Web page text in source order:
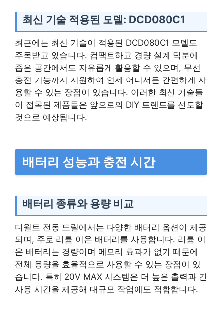
최신 기술 적용된 모델: DCD080C1
최근에는 최신 기술이 적용된 DCD080C1 모델도
주목받고 있습니다. 컴팩트하고 경량 설계 덕분에
좁은 공간에서도 자유롭게 활용할 수 있으며, 무선
충전 기능까지 지원하여 언제 어디서든 간편하게 사
용할 수 있는 장점이 있습니다. 이러한 최신 기술들
이 접목된 제품들은 앞으로의 DIY 트렌드를 선도할
것으로 예상됩니다.
배터리 성능과 충전 시간
배터리 종류와 용량 비교
디월트 전동 드릴에서는 다양한 배터리 옵션이 제공
되며, 주로 리튬 이온 배터리를 사용합니다. 리튬 이
온 배터리는 경량이며 메모리 효과가 없기 때문에
전체 용량을 효율적으로 사용할 수 있는 장점이 있
습니다. 특히 20V MAX 시스템은 더 높은 출력과 긴
사용 시간을 제공해 대규모 작업에도 적합합니다.